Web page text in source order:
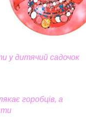
у дитячий садочок
горобців, а